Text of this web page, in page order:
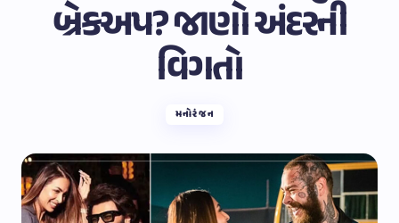
બ્રેકઅપ? જાણો અંદરની
વિગતો
મનોરંજન